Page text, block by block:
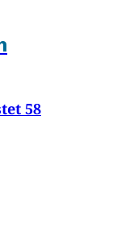
58